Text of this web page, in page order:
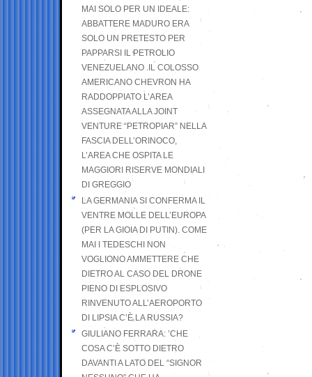
MAI SOLO PER UN IDEALE:
ABBATTERE MADURO ERA
SOLO UN PRETESTO PER
PAPPARSI IL PETROLIO
VENEZUELANO .IL COLOSSO
AMERICANO CHEVRON HA
RADDOPPIATO L’AREA
ASSEGNATA ALLA JOINT
VENTURE “PETROPIAR” NELLA
FASCIA DELL’ORINOCO,
L’AREA CHE OSPITA LE
MAGGIORI RISERVE MONDIALI
DI GREGGIO
LA GERMANIA SI CONFERMA IL
VENTRE MOLLE DELL’EUROPA
(PER LA GIOIA DI PUTIN). COME
MAI I TEDESCHI NON
VOGLIONO AMMETTERE CHE
DIETRO AL CASO DEL DRONE
PIENO DI ESPLOSIVO
RINVENUTO ALL’AEROPORTO
DI LIPSIA C’È LA RUSSIA?
GIULIANO FERRARA: ’CHE
COSA C’È SOTTO DIETRO
DAVANTI A LATO DEL “SIGNOR